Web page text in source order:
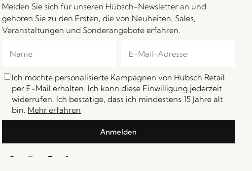
Melden Sie sich für unseren Hübsch-Newsletter an und
gehören Sie zu den Ersten, die von Neuheiten, Sales,
Veranstaltungen und Sonderangebote erfahren.
Ich möchte personalisierte Kampagnen von Hübsch Retail
per E-Mail erhalten. Ich kann diese Einwilligung jederzeit
widerrufen. Ich bestätige, dass ich mindestens 15 Jahre alt
bin. Mehr erfahren
Anmelden